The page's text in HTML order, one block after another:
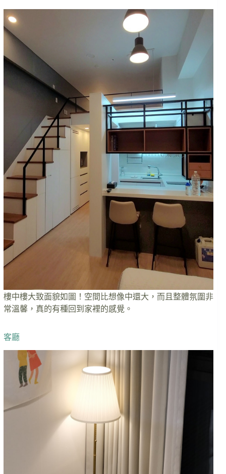
樓中樓大致面貌如圖！空間比想像中還大，而且整體氛圍非
常溫馨，真的有種回到家裡的感覺。
客廳